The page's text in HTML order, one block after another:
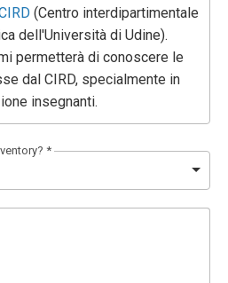
(Centro interdipartimentale
dell'Università di Udine).
permetterà di conoscere le
dal CIRD, specialmente in
insegnanti.
*